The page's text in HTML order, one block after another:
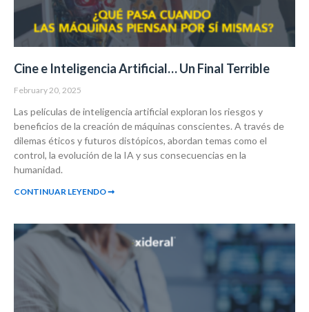
Cine e Inteligencia Artificial… Un Final Terrible
February 20, 2025
Las películas de inteligencia artificial exploran los riesgos y
beneficios de la creación de máquinas conscientes. A través de
dilemas éticos y futuros distópicos, abordan temas como el
control, la evolución de la IA y sus consecuencias en la
humanidad.
CONTINUAR LEYENDO ➞